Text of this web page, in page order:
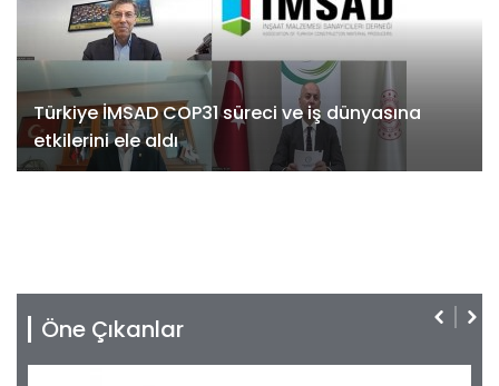
Türkiye İMSAD COP31 süreci ve iş dünyasına
etkilerini ele aldı
Öne Çıkanlar